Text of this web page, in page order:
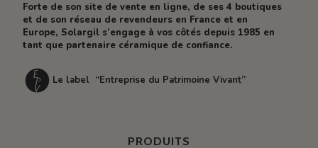
Forte de son site de vente en ligne, de ses 4 boutiques
et de son réseau de revendeurs en France et en
Europe, Solargil s’engage à vos côtés depuis 1985 en
tant que partenaire céramique de confiance.
Le label “Entreprise du Patrimoine Vivant”
PRODUITS